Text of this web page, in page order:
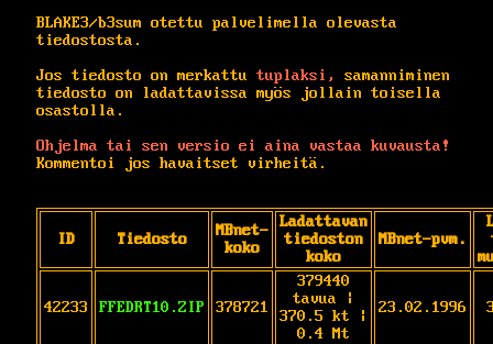
BLAKE3/b3sum otettu palvelimella olevasta
tiedostosta.
Jos tiedosto on merkattu tuplaksi,
samanniminen
tiedosto on ladattavissa myös jollain toisella
osastolla.
Ohjelma tai sen versio ei aina vastaa kuvausta!
Kommentoi jos havaitset virheitä.
ID Tiedosto
MBnet-
koko
Ladattavan
tiedoston
koko
MBnet-pvm.
42233 FFEDRT10.ZIP 378721
379440
tavua |
370.5 kt |
0.4 Mt
23.02.1996